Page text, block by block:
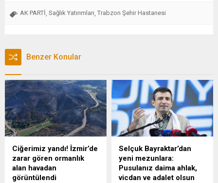
AK PARTİ Sağlık Yatırımları Trabzon Şehir Hastanesi
Benzer Konular
Ciğerimiz yandı! İzmir’de
zarar gören ormanlık
alan havadan
görüntülendi
Selçuk Bayraktar’dan
yeni mezunlara:
Pusulanız daima ahlak,
vicdan ve adalet olsun